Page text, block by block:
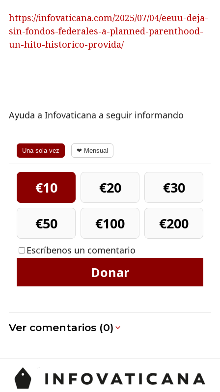
https://infovaticana.com/2025/07/04/eeuu-deja-
sin-fondos-federales-a-planned-parenthood-
un-hito-historico-provida/
Ayuda a Infovaticana a seguir informando
Una sola vez ❤ Mensual
€10 €20
€30
€50
€100 €200
Escríbenos un comentario
Donar
Ver comentarios (0)